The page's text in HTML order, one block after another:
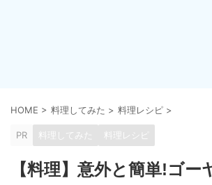
HOME > 料理してみた > 料理レシピ >
PR 料理してみた 料理レシピ
【料理】意外と簡単!ゴー